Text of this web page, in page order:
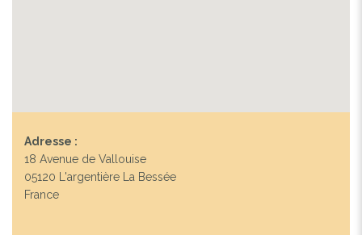
Adresse :
18 Avenue de Vallouise
05120 L'argentière La Bessée
France